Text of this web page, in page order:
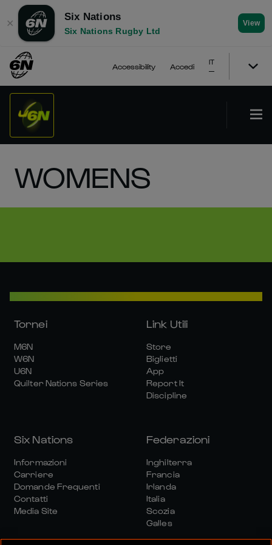
✕
Six Nations
Six Nations Rugby Ltd
View
Accessibility Accedi
IT
WOMENS
Tornei
M6N
W6N
U6N
Quilter Nations Series
Link Utili
Store
Biglietti
App
Report It
Discipline
Six Nations
Informazioni
Carriere
Domande Frequenti
Contatti
Media Site
Federazioni
Inghilterra
Francia
Irlanda
Italia
Scozia
Galles